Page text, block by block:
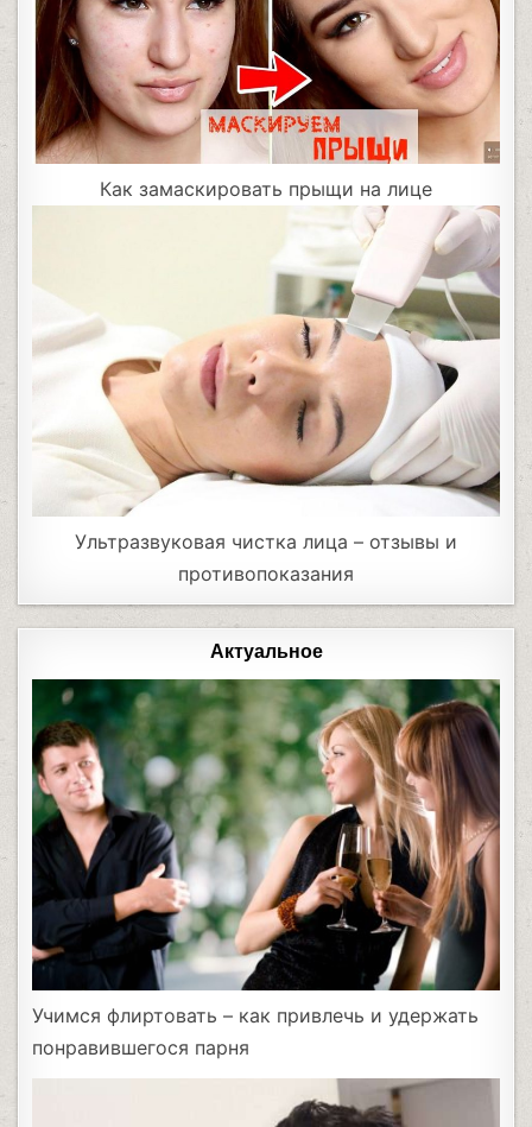
Как замаскировать прыщи на лице
Ультразвуковая чистка лица – отзывы и
противопоказания
Актуальное
Учимся флиртовать – как привлечь и удержать
понравившегося парня